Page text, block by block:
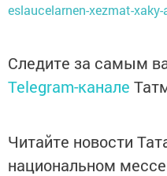
eslaucelarnen-xezmat-
Следите за самым
Telegram-канале
Читайте новости
национальном